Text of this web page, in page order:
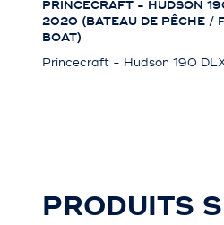
PRINCECRAFT - HUDSON
2020 (BATEAU DE PÊCHE /
BOAT)
Princecraft - Hudson 190
PRODUITS